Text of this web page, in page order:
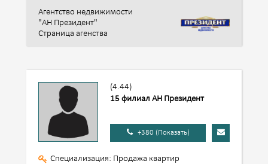
Агентство недвижимости
"АН Президент"
Страница агенства
(4.44)
15 филиал АН Президент
+380 (Показать)
Специализация: Продажа квартир